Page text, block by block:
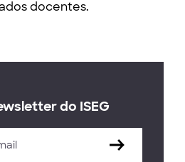
docentes.
do ISEG